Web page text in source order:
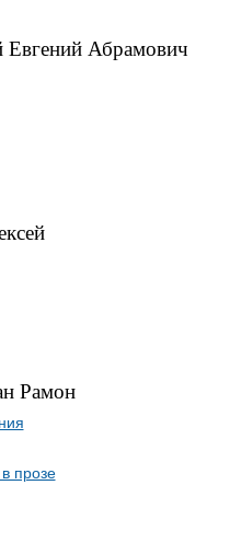
Евгений Абрамович
Рамон
прозе